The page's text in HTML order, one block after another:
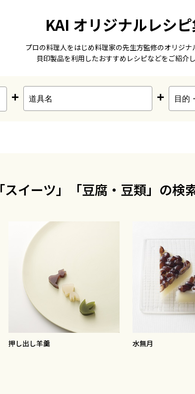
KAI オリジナルレシ
プロの料理人をはじめ料理家の先生方監修のオリジナ
貝印製品を利用したおすすめレシピなどをご紹介し
+ +
「スイーツ」「豆腐・豆類」の検
押し出し羊羹 水無月